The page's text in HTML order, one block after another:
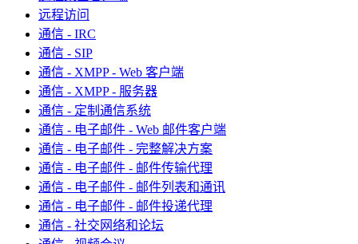
远程访问
通信 - IRC
通信 - SIP
通信 - XMPP - Web 客户端
通信 - XMPP - 服务器
通信 - 定制通信系统
通信 - 电子邮件 - Web 邮件客户端
通信 - 电子邮件 - 完整解决方案
通信 - 电子邮件 - 邮件传输代理
通信 - 电子邮件 - 邮件列表和通讯
通信 - 电子邮件 - 邮件投递代理
通信 - 社交网络和论坛